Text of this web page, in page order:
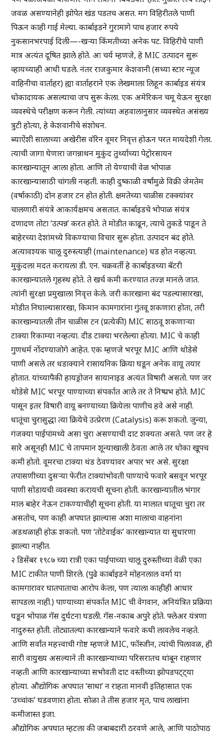
जवळ असण्यानेही झोपेत खंड पडतच असत. मग विहिरीतले पाणी
पिऊन काही गाई मेल्या. कार्बाइडने गुरामागे पाच हजार रुपये
नुकसानभरपाई दिली—-खऱ्या किंमतीच्या अनेक पट. विहिरीचे पाणी
मात्र अत्यंत दूषित झाले होते. आ चर्य म्हणजे, हे MIC उत्पादन सुरू
व्हायच्याही आधी घडले. नंतर राजकुमार केशवानी (सध्या स्टार न्यूज
वाहिनीचा वार्ताहर) ह्या वार्ताहराने एक लेखमाला लिहून कार्बाइड संयंत्र
धोकादायक असल्याचा जप सुरू केला. एक अमेरिकन चमू येऊन सुरक्षा
व्यवस्थेचे परीक्षण करून गेली. त्यांच्या अहवालानुसार व्यवस्थेत असंख्य
त्रुटी होत्या, हे केशवानीचे संशोधन.
ब्याऐंशी सालाच्या अखेरीस वॉरेन वूमर निवृत्त होऊन परत मायदेशी गेला.
त्याची जागा घेणारा जगन्नाथन मुकुंद तुर्थ्याच्या पेट्रोरसायन
कारखान्यातून आला होता. आणि तो येण्याची वेळ भोपाळ
कारखान्यासाठी चांगली नव्हती. काही दुष्काळी वर्षांमुळे विक्री जेमतेम
(वर्षाकाठी) दोन हजार टन होत होती. क्षमतेच्या चाळीस टक्क्यांवर
चालणारी संयंत्रे आकार्यक्षमच असतात. कार्बाइडचे भोपाळ संयंत्र
दणादण तोटा ‘उत्पन्न’ करत होते. ते मोडीत काढून, त्याचे तुकडे पाडून ते
बाहेरच्या देशांमध्ये विकण्याचा विचार सुरू होता. उत्पादन बंद होते.
अत्यावश्यक चालू दुरुस्त्याही (maintenance) धड होत नव्हत्या.
मुकुंदला मदत करायला डी. एन. चक्रवर्ती हे कार्बाइडच्या बॅटरी
कारखान्यातले गृहस्थ होते. ते खर्च कमी करण्यात तज्ज्ञ मानले जात.
त्यांनी सुरक्षा प्रमुखाला निवृत्त केले. जरी कारखाना बंद पडल्यासारखा,
मोडीत निघाल्यासारखा, किमान कामगारांना गुंतवू शकणारा होता, तरी
कारखान्यातली तीन चाळीस टन (प्रत्येकी) MIC साठवू शकणाऱ्या
टाक्या रिकाम्या नव्हत्या. दीड टाक्या भरलेल्या होत्या. MIC चे काही
गुणधर्म नोंदण्याजोगे आहेत. एक म्हणजे भरपूर MIC आणि थोडेसे
पाणी असले तर धडाक्याने रासायनिक क्रिया घडून अनेक वायू तयार
होतात. यांच्यापैकी हायड्रोजन सायानाइड अत्यंत विषारी असतो. पण जर
थोडेसे MIC भरपूर पाण्याच्या संपर्कात आले तर ते निष्प्रभ होते. MIC
पासून इतर विषारी वायू बनण्याच्या क्रियेला पाणीच हवे असे नाही.
धातूंचा चुरासुद्धा त्या क्रियेचे उत्प्रेरण (Catalysis) करू शकतो. जुन्या,
गंजक्या पाईपांमध्ये असा चुरा असण्याची दाट शक्यता असते. पण जर हे
सारे असूनही MIC चे तापमान शून्याखाली ठेवता आले तर धोका खूपच
कमी होतो. वूमरचा टाक्या थंड ठेवण्यावर अपार भर असे. सुरक्षा
तपासणीच्या दुसऱ्या फेरीत टाक्यांभोवती पाण्याचे फवारे बसवून भरपूर
पाणी सोडायची व्यवस्था करायची सूचना होती. कारखान्यातील भंगार
माल बाहेर नेऊन टाकण्याचीही सूचना होती. या मालात धातूचा चुरा तर
असतोच, पण काही अपघात झाल्यास अशा मालाचा वाहनांना
अडथळाही होऊ शकतो. पण ‘तोटेवाईक’ कारखान्यात या सुधारणा
झाल्या नाहीत.
२ डिसेंबर १९८७ च्या रात्री एका पाईपाच्या चालू दुरुस्तीच्या वेळी एका
MIC टाकीत पाणी शिरले. (पुढे कार्बाइडने मोहनलाल वर्मा या
कामगारावर घातपाताचा आरोप केला, पण त्याला काहीही आधार
सापडला नाही.) पाण्याच्या संपर्कात MIC ची वेगवान, अनियंत्रित प्रक्रिया
घडून भोपाळ गॅस दुर्घटना घडली. गॅस-नकाब अपुरे होते. फ्लेअर यंत्रणा
नादुरुस्त होती. तोट्यातल्या कारखान्याने फवारे कधी लावलेच नव्हते.
आणि सर्वांत महत्त्वाची गोष्ट म्हणजे MIC, फॉस्जीन, त्यांची पिलावळ, ही
सारी वायुख्य असल्याने ती कारखान्याच्या परिसरातच थांबून राहणार
नव्हती आणि कारखान्याच्या सभोवती दाट वस्तीच्या झोपडपट्ट्या
होत्या. औद्योगिक अपघात ‘साधा’ न राहता मानवी इतिहासात एक
‘उच्चांक’ घडवणारा होता. सोळा ते तीस हजार मृत, पाच लाखांना
कमीजास्त इजा.
औद्योगिक अपघात म्हटला की जबाबदारी ठरवणे आले, आणि पाठोपाठ